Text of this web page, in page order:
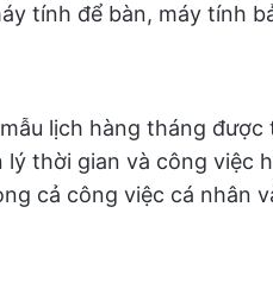
tính để bàn, máy tính
lịch hàng tháng
thời gian và công việc
cả công việc cá nhân